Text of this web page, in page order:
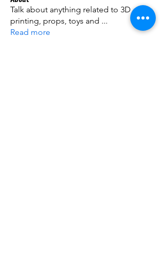
Talk about anything related to 3D
printing, props, toys and ...
Read more